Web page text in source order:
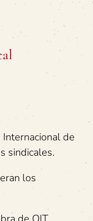
de
sindicales.
los